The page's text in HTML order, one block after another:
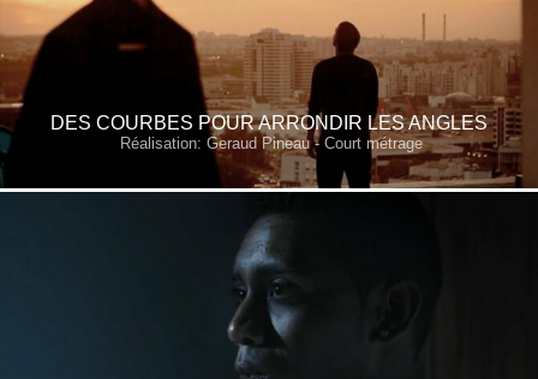
DES COURBES POUR ARRONDIR LES ANGLES
Réalisation: Geraud Pineau - Court métrage